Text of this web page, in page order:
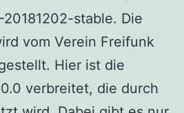
20181202-stable. Die
vom Verein Freifunk
Hier ist die
verbreitet, die durch